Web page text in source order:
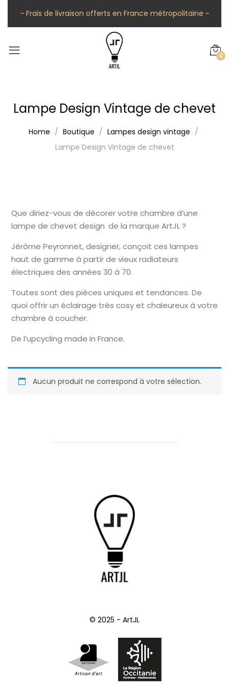
~ Frais de livraison offerts en France métropolitaine ~
0
Lampe Design Vintage de chevet
Home Boutique
Lampes design vintage
Lampe Design Vintage de chevet
Que diriez-vous de décorer votre chambre d’une
lampe de chevet design de la marque ArtJL ?
Jérôme Peyronnet, designer, conçoit ces lampes
haut de gamme à partir de vieux radiateurs
électriques des années 30 à 70.
Toutes sont des pièces uniques et tendances. De
quoi offrir un éclairage très cosy et chaleureux à votre
chambre à coucher.
De l’upcycling made in France.
Aucun produit ne correspond à votre sélection.
© 2025 - ArtJL